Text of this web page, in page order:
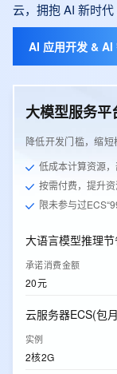
云，拥抱 AI 新时代
AI 应用开发 & AI
降低开发门槛，缩
低成本计算资源
按需付费，提升
限未参与过
大语言模型推理
承诺消费金额
20元
云服务器ECS(包
实例
2核2G